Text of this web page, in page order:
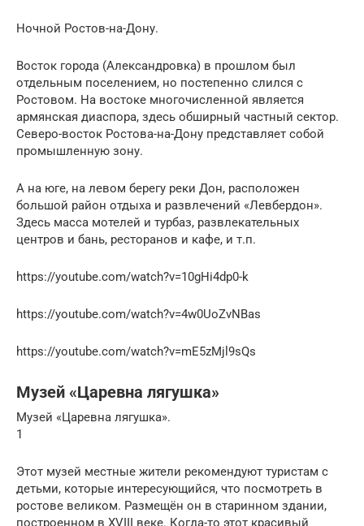
Ночной Ростов-на-Дону.
Восток города (Александровка) в прошлом был
отдельным поселением, но постепенно слился с
Ростовом. На востоке многочисленной является
армянская диаспора, здесь обширный частный сектор.
Северо-восток Ростова-на-Дону представляет собой
промышленную зону.
А на юге, на левом берегу реки Дон, расположен
большой район отдыха и развлечений «Левбердон».
Здесь масса мотелей и турбаз, развлекательных
центров и бань, ресторанов и кафе, и т.п.
https://youtube.com/watch?v=10gHi4dp0-k
https://youtube.com/watch?v=4w0UoZvNBas
https://youtube.com/watch?v=mE5zMjl9sQs
Музей «Царевна лягушка»
Музей «Царевна лягушка».
1
Этот музей местные жители рекомендуют туристам с
детьми, которые интересующийся, что посмотреть в
ростове великом. Размещён он в старинном здании,
построенном в XVIII веке. Когда-то этот красивый